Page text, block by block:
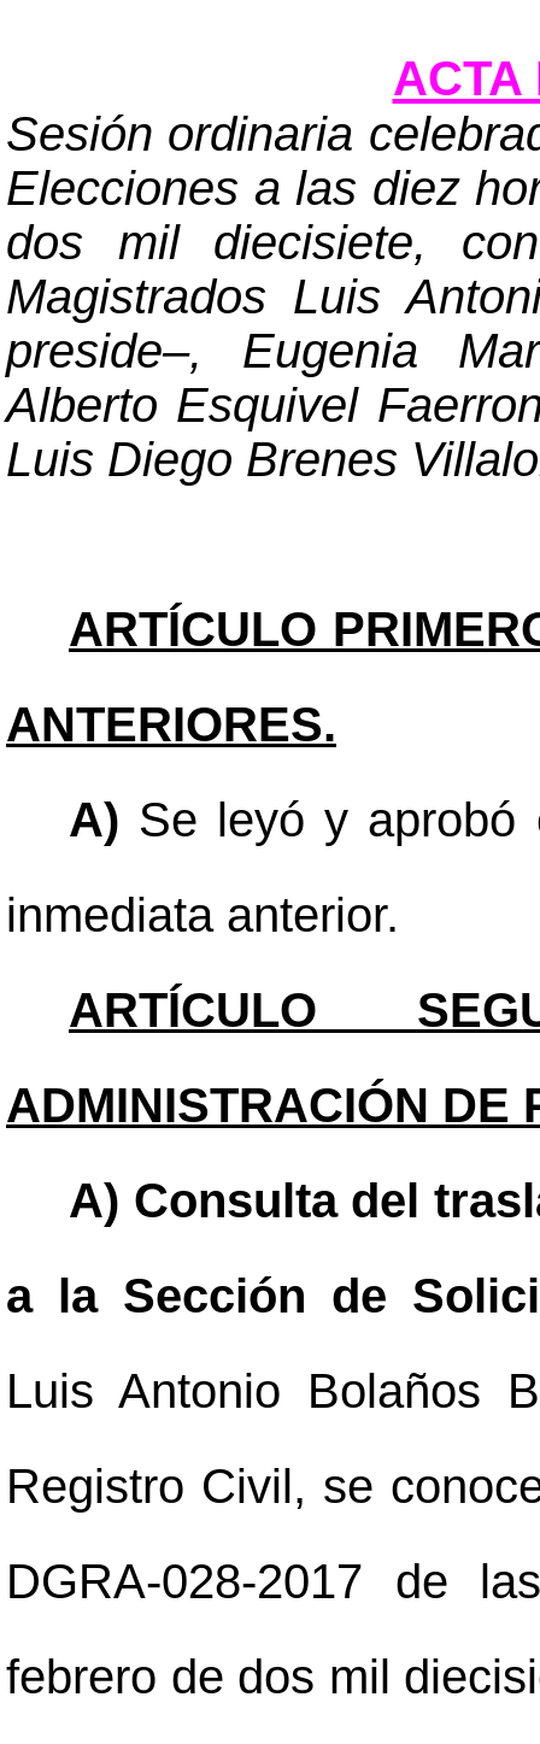
ACTA
Sesión ordinaria
Elecciones a las diez
dos mil diecisiete,
Magistrados Luis
preside–, Eugenia
Alberto Esquivel
Luis Diego Brenes
ARTÍCULO
ANTERIORES.
A) Se leyó y aprobó
inmediata anterior.
ARTÍCULO
ADMINISTRACIÓN DE
A) Consulta del
a la Sección de
Luis Antonio Bolaños
Registro Civil, se
DGRA-028-2017 de
febrero de dos mil